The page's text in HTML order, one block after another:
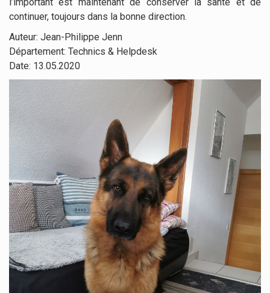
continuer, toujours dans la bonne direction.
Auteur: Jean-Philippe Jenn
Département: Technics & Helpdesk
Date: 13.05.2020